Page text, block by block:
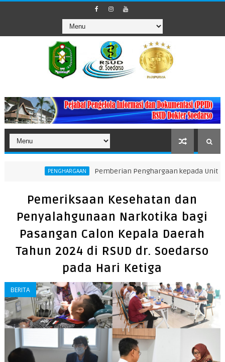
Pemberian Penghargaan kepada Unit Teraktif dalam
Pemeriksaan Kesehatan dan
Penyalahgunaan Narkotika bagi
Pasangan Calon Kepala Daerah
Tahun 2024 di RSUD dr. Soedarso
pada Hari Ketiga
BERITA